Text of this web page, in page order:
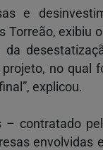
e
Torreão, exibiu
no qual
explicou.
contratado
envolvidas